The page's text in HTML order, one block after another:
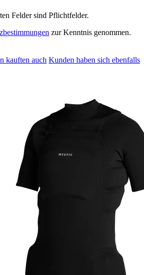
Felder sind Pflichtfelder.
zur Kenntnis genommen.
kauften auch Kunden haben sich ebenfalls